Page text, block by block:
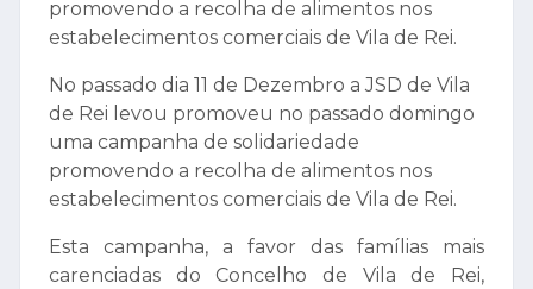
promovendo a recolha de alimentos nos
estabelecimentos comerciais de Vila de Rei.
No passado dia 11 de Dezembro a JSD de Vila
de Rei levou promoveu no passado domingo
uma campanha de solidariedade
promovendo a recolha de alimentos nos
estabelecimentos comerciais de Vila de Rei.
Esta campanha, a favor das famílias mais
carenciadas do Concelho de Vila de Rei,